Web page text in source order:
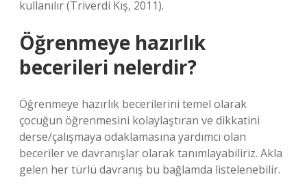
kullanılır (Triverdi Kış, 2011).
Öğrenmeye hazırlık
becerileri nelerdir?
Öğrenmeye hazırlık becerilerini temel olarak
çocuğun öğrenmesini kolaylaştıran ve dikkatini
derse/çalışmaya odaklamasına yardımcı olan
beceriler ve davranışlar olarak tanımlayabiliriz. Akla
gelen her türlü davranış bu bağlamda listelenebilir.